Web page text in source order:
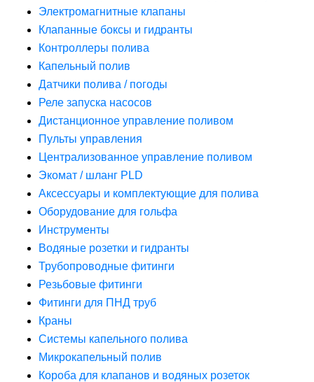
Электромагнитные клапаны
Клапанные боксы и гидранты
Контроллеры полива
Капельный полив
Датчики полива / погоды
Реле запуска насосов
Дистанционное управление поливом
Пульты управления
Централизованное управление поливом
Экомат / шланг PLD
Аксессуары и комплектующие для полива
Оборудование для гольфа
Инструменты
Водяные розетки и гидранты
Трубопроводные фитинги
Резьбовые фитинги
Фитинги для ПНД труб
Краны
Системы капельного полива
Микрокапельный полив
Короба для клапанов и водяных розеток